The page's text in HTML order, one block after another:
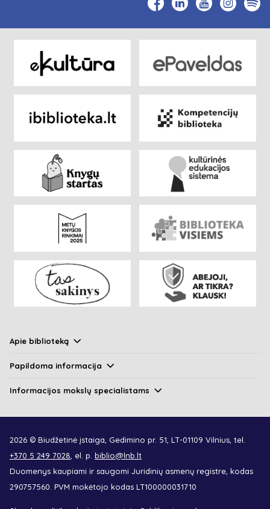
Apie biblioteką
Papildoma informacija
Informacijos mokslų specialistams
2026 © Biudžetinė įstaiga, Gedimino pr. 51, LT-01109 Vilnius, tel.
+370 5 249 7028 , el. p. biblio@lnb.lt
Duomenys kaupiami ir saugomi Juridinių asmenų registre, kodas
290757560. PVM mokėtojo kodas LT100000031710